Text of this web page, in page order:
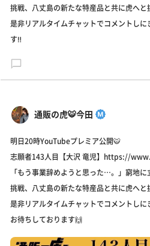
挑戦、八丈島の新たな特産品と共に虎へと
是非リアルタイムチャットでコメントし
す‼️
通販の虎🐯今田
明日20時YouTubeプレミア公開🐯
志願者143人目【大沢 竜児】https://
「もう事業辞めようと思った…。」窮地
挑戦、八丈島の新たな特産品と共に虎へと
是非リアルタイムチャットでコメントしに
お待ちしております🙌